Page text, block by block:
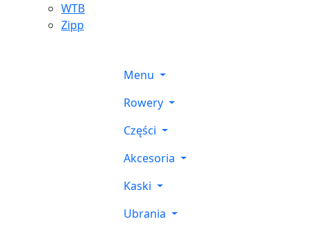
WTB
Zipp
Menu
Rowery
Części
Akcesoria
Kaski
Ubrania